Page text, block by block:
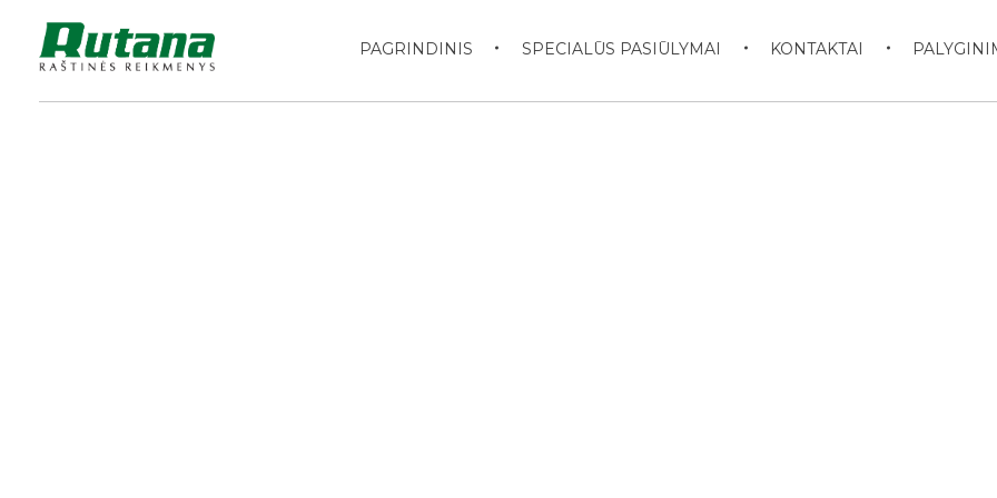
PAGRINDINIS SPECIALŪS PASIŪLYMAI KONTAKTAI